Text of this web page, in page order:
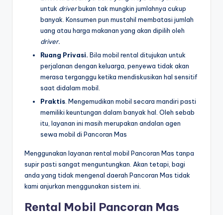
untuk driverbukan tak mungkin jumlahnya cukup
banyak. Konsumen pun mustahil membatasi jumlah
uang atau harga makanan yang akan dipilih oleh
driver.
Ruang Privasi. Bila mobil rental ditujukan untuk
perjalanan dengan keluarga, penyewa tidak akan
merasa terganggu ketika mendiskusikan hal sensitif
saat didalam mobil.
Praktis . Mengemudikan mobil secara mandiri pasti
memiliki keuntungan dalam banyak hal. Oleh sebab
itu, layanan ini masih merupakan andalan agen
sewa mobil di Pancoran Mas
Menggunakan layanan rental mobil Pancoran Mas tanpa
supir pasti sangat menguntungkan. Akan tetapi, bagi
anda yang tidak mengenal daerah Pancoran Mas tidak
kami anjurkan menggunakan sistem ini.
Rental Mobil Pancoran Mas